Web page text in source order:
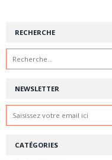
NEWSLETTER
RECHERCHE
CATÉGORIES